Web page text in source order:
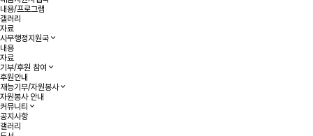
내용/프로그램
갤러리
자료
사무행정지원국
내용
자료
기부/후원 참여
후원안내
재능기부/자원봉사
자원봉사 안내
커뮤니티
공지사항
갤러리